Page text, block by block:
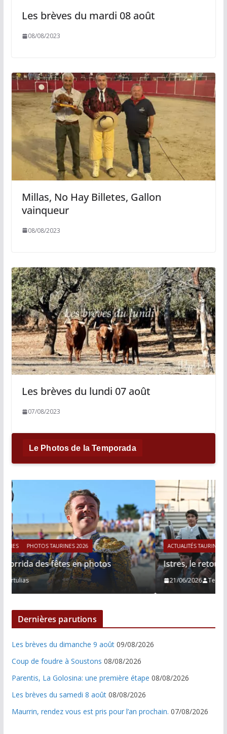
Les brèves du mardi 08 août
08/08/2023
Millas, No Hay Billetes, Gallon
vainqueur
08/08/2023
Les brèves du lundi 07 août
07/08/2023
Le Photos de la Temporada
ACTUALITÉS TAURINES PHOTOS TAURINES 2026
Istres, le retour de Cesar Rincon en photos
21/06/2026 Tertulias
Dernières parutions
Les brèves du dimanche 9 août 09/08/2026
Coup de foudre à Soustons 08/08/2026
Parentis, La Golosina: une première étape 08/08/2026
Les brèves du samedi 8 août 08/08/2026
Maurrin, rendez vous est pris pour l’an prochain. 07/08/2026